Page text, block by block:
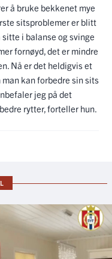
å bruke bekkenet mye
sitsproblemer er blitt
i balanse og svinge
fornøyd, det er mindre
Nå er det heldigvis et
kan forbedre sin sits
jeg på det
rytter, forteller hun.